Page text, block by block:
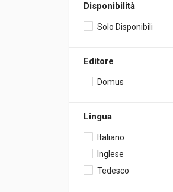
Disponibilità
Solo Disponibili
Editore
Domus
Lingua
Italiano
Inglese
Tedesco